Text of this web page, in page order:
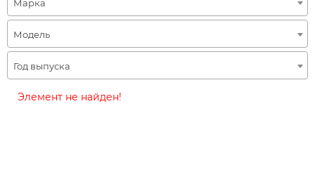
Марка
Модель
Год выпуска
Элемент не найден!